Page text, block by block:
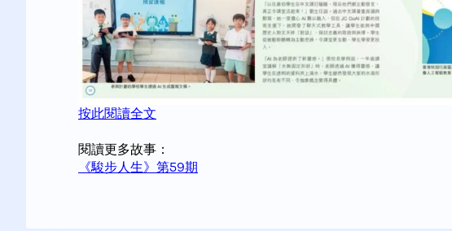
按此閱讀全文
閱讀更多故事：
《駿步人生》第59期